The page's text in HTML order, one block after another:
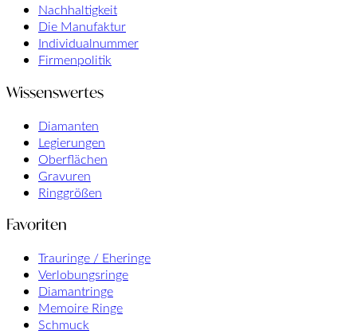
Nachhaltigkeit
Die Manufaktur
Individualnummer
Firmenpolitik
Wissenswertes
Diamanten
Legierungen
Oberflächen
Gravuren
Ringgrößen
Favoriten
Trauringe / Eheringe
Verlobungsringe
Diamantringe
Memoire Ringe
Schmuck